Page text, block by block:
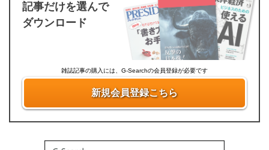
記事だけを選んで
ダウンロード
雑誌記事の購入には、G-Searchの会員登録が必要です
新規会員登録こちら